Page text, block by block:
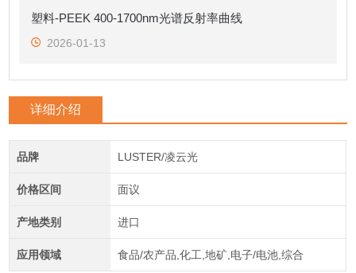
塑料-PEEK 400-1700nm光谱反射率曲线
2026-01-13
详细介绍
品牌 LUSTER/凌云光
价格区间 面议
产地类别 进口
应用领域 食品/农产品,化工,地矿,电子/电池,综合